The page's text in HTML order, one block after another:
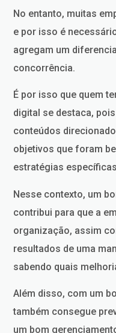
No entanto, muitas
e por isso é
agregam um
concorrência.
É por isso que quem
digital se destaca,
conteúdos
objetivos que foram
estratégias
Nesse contexto, um
contribui para que a
organização, assim
resultados de uma
sabendo quais
Além disso, com um
também consegue
um bom